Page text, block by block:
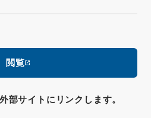
閲覧
部サイトにリンクします。